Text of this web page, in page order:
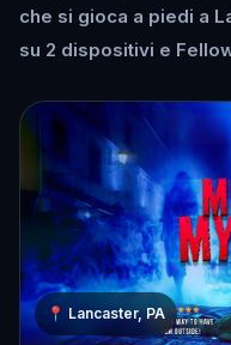
che si gioca a piedi a
su 2 dispositivi e
📍 Lancaster, PA